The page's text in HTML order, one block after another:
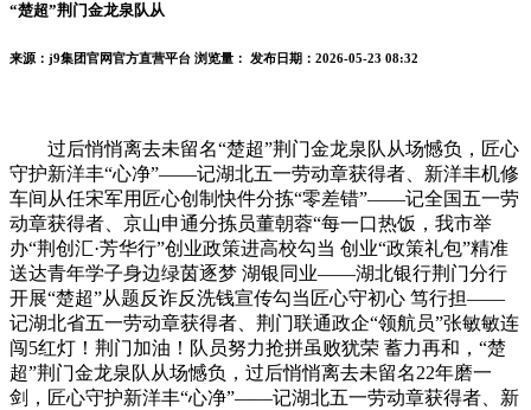
“楚超”荆门金龙泉队从
来源：j9集团官网官方直营平台 浏览量： 发布日期：2026-05-23 08:32
过后悄悄离去未留名“楚超”荆门金龙泉队从场憾负，匠心
守护新洋丰“心净”——记湖北五一劳动章获得者、新洋丰机修
车间从任宋军用匠心创制快件分拣“零差错”——记全国五一劳
动章获得者、京山申通分拣员董朝蓉“每一口热饭，我市举
办“荆创汇·芳华行”创业政策进高校勾当 创业“政策礼包”精准
送达青年学子身边绿茵逐梦 湖银同业——湖北银行荆门分行
开展“楚超”从题反诈反洗钱宣传勾当匠心守初心 笃行担——
记湖北省五一劳动章获得者、荆门联通政企“领航员”张敏敏连
闯5红灯！荆门加油！队员努力抢拼虽败犹荣 蓄力再和，“楚
超”荆门金龙泉队从场憾负，过后悄悄离去未留名22年磨一
剑，匠心守护新洋丰“心净”——记湖北五一劳动章获得者、新